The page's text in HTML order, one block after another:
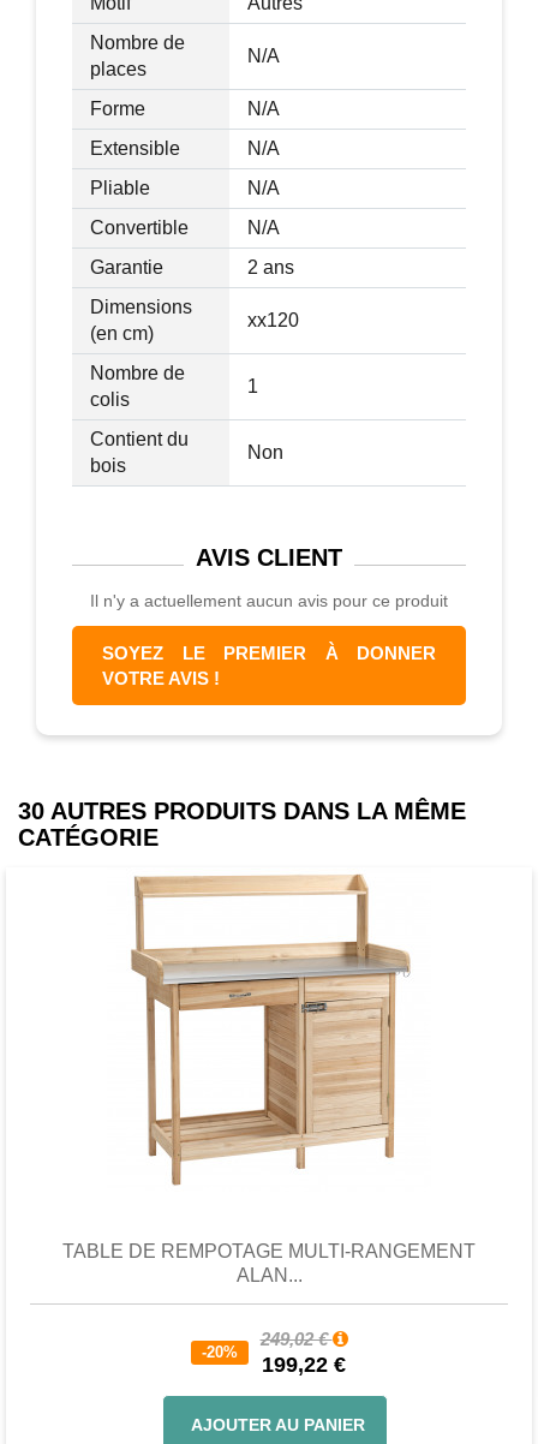
Nombre de
places
N/A
Forme
N/A
Extensible
N/A
Pliable
N/A
Convertible
N/A
Garantie
2 ans
Dimensions
(en cm)
xx120
Nombre de
colis
1
Contient du
bois
Non
AVIS CLIENT
Il n'y a actuellement aucun avis pour ce produit
SOYEZ LE PREMIER À DONNER
VOTRE AVIS !
30 AUTRES PRODUITS DANS LA MÊME
CATÉGORIE
TABLE DE REMPOTAGE MULTI-RANGEMENT
ALAN...
-20%
249,02 €
199,22 €
AJOUTER AU PANIER